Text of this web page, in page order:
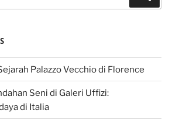
Palazzo Vecchio di Florence
Seni di Galeri Uffizi:
di Italia